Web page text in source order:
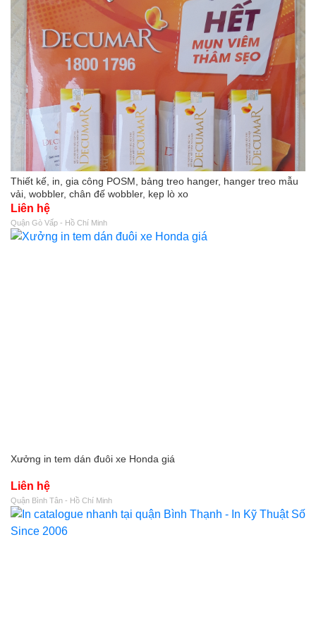
Thiết kế, in, gia công POSM, bảng treo hanger, hanger treo mẫu
vải, wobbler, chân đế wobbler, kẹp lò xo
Liên hệ
Quận Gò Vấp - Hồ Chí Minh
Xưởng in tem dán đuôi xe Honda giá
Liên hệ
Quận Bình Tân - Hồ Chí Minh